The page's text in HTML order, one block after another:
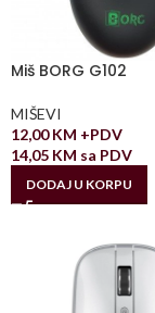
Miš BORG G102
MIŠEVI
12,00KM +PDV
14,05 KM sa PDV
DODAJ U KORPU